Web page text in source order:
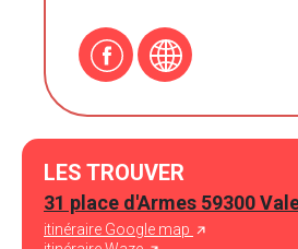
LES TROUVER
31 place d'Armes 59300
itinéraire Google map